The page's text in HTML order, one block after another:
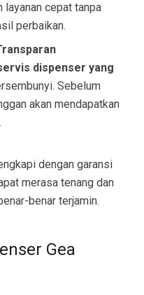
layanan cepat tanpa
perbaikan.
dispenser yang
Sebelum
akan mendapatkan
dengan garansi
merasa tenang dan
benar terjamin.
Gea